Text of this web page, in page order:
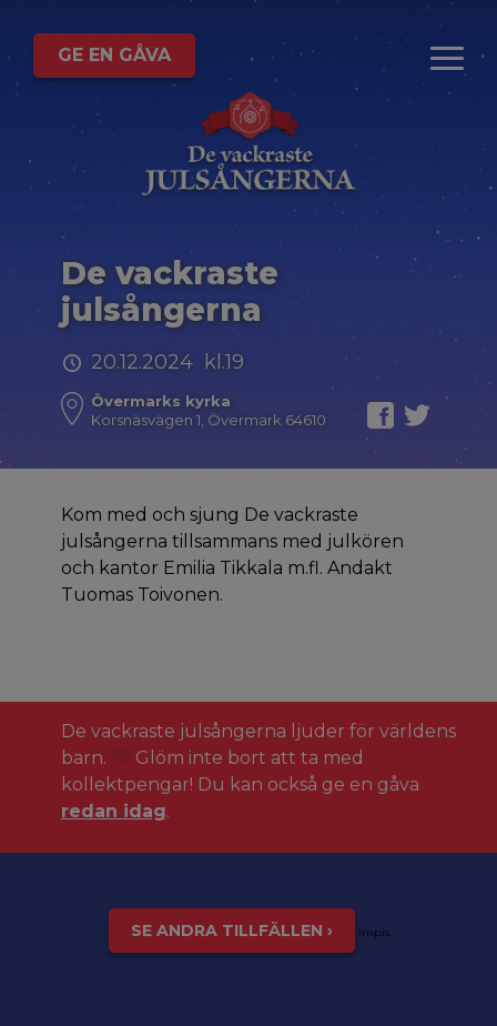
GE EN GÅVA
De vackraste
julsångerna
20.12.2024 kl.19
Övermarks kyrka
Korsnäsvägen 1, Övermark 64610
Kom med och sjung De vackraste
julsångerna tillsammans med julkören
och kantor Emilia Tikkala m.fl. Andakt
Tuomas Toivonen.
De vackraste julsångerna ljuder för världens
barn.
Glöm inte bort att ta med
kollektpengar! Du kan också ge en gåva
redan idag.
SE ANDRA TILLFÄLLEN › inspis